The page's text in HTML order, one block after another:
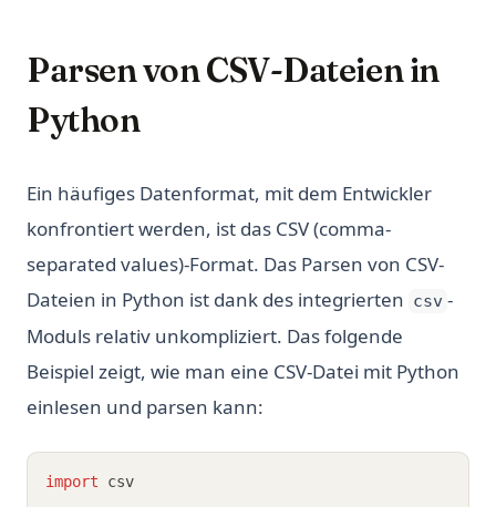
Parsen von CSV-Dateien in
Python
Ein häufiges Datenformat, mit dem Entwickler
konfrontiert werden, ist das CSV (comma-
separated values)-Format. Das Parsen von CSV-
Dateien in Python ist dank des integrierten csv -
Moduls relativ unkompliziert. Das folgende
Beispiel zeigt, wie man eine CSV-Datei mit Python
einlesen und parsen kann:
import csv